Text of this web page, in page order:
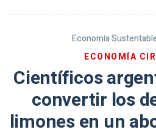
Economía
ECONOMÍA
Científicos
convertir los
limones en un